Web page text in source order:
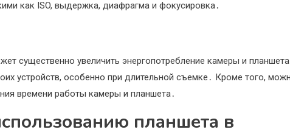
как ISO, выдержка, диафрагма и фокусировка․
существенно увеличить энергопотребление камеры и
устройств, особенно при длительной съемке․ Кроме того,
времени работы камеры и планшета․
планшета в